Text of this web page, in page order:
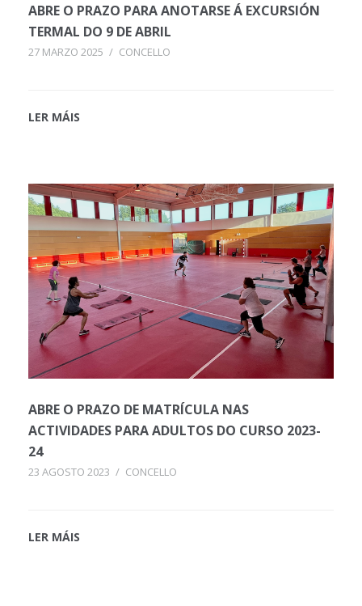
ABRE O PRAZO PARA ANOTARSE Á EXCURSIÓN
TERMAL DO 9 DE ABRIL
27 MARZO 2025 / CONCELLO
LER MÁIS
ABRE O PRAZO DE MATRÍCULA NAS
ACTIVIDADES PARA ADULTOS DO CURSO 2023-
24
23 AGOSTO 2023 / CONCELLO
LER MÁIS